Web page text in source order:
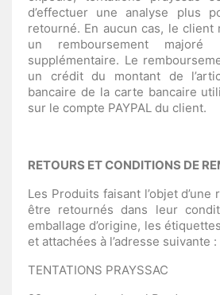
d’effectuer une analyse plus
retourné. En aucun cas, le client
un remboursement
supplémentaire. Le
un crédit du montant de
bancaire de la carte bancaire
sur le compte PAYPAL du client.
RETOURS ET CONDITIONS DE
Les Produits faisant l’objet
être retournés dans leur
emballage d’origine, les
et attachées à l’adresse suivante :
TENTATIONS PRAYSSAC